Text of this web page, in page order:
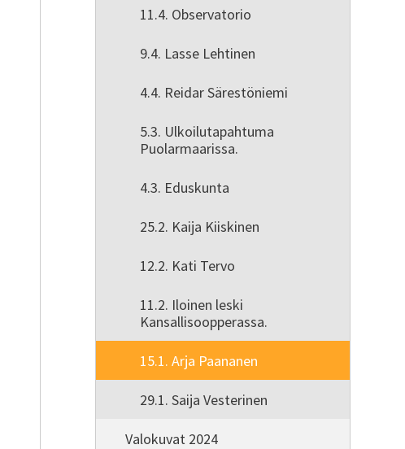
11.4. Observatorio
9.4. Lasse Lehtinen
4.4. Reidar Särestöniemi
5.3. Ulkoilutapahtuma
Puolarmaarissa.
4.3. Eduskunta
25.2. Kaija Kiiskinen
12.2. Kati Tervo
11.2. Iloinen leski
Kansallisoopperassa.
15.1. Arja Paananen
29.1. Saija Vesterinen
Valokuvat 2024